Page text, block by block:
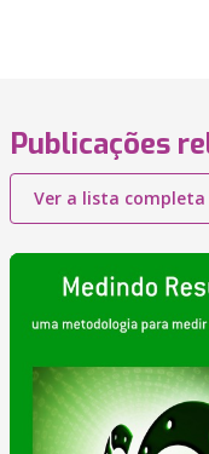
Publicações
Ver a lista completa